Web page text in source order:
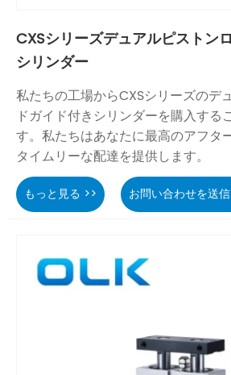
CXSシリーズデュアルピストン
シリンダー
私たちの工場からCXSシリーズのデ
ドガイド付きシリンダーを購入する
す。私たちはあなたに最高のアフタ
タイムリーな配達を提供します。
もっと見る >> お問い合わせを送